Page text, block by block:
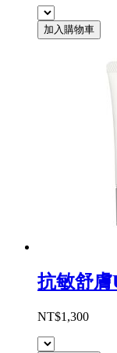
加入購物車
抗敏舒
NT$1,300